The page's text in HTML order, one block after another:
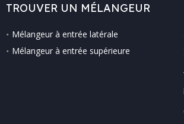
TROUVER UN MÉLANGEUR
Mélangeur à entrée latérale
Mélangeur à entrée supérieure